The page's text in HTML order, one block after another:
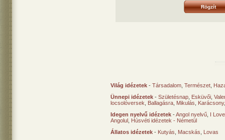
Világ idézetek - Társadalom Természet
Ünnepi idézetek - Születésnap Esküvői
locsolóversek
Ballagásra Mikulás Karácsony
Idegen nyelvű idézetek -Angol nyelvű I
Angolul Húsvéti idézetek - Németül
Állatos idézetek - Kutyás Macskás
Lovas